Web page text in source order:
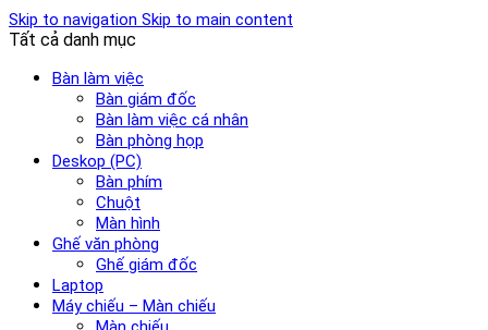
Skip to navigation Skip to main content
Tất cả danh mục
Bàn làm việc
Bàn giám đốc
Bàn làm việc cá nhân
Bàn phòng họp
Deskop (PC)
Bàn phím
Chuột
Màn hình
Ghế văn phòng
Ghế giám đốc
Laptop
Máy chiếu – Màn chiếu